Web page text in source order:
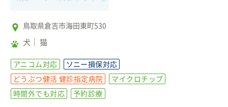
鳥取県倉吉市海田東町530
犬 猫
アニコム対応
ソニー損保対応
どうぶつ健活 健診指定病院
マイクロチップ
時間外でも対応
予約診療